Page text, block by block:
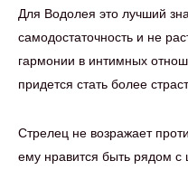
Для Водолея это лучший
самодостаточность и не
гармонии в интимных
придется стать более
Стрелец не возражает
ему нравится быть рядом с